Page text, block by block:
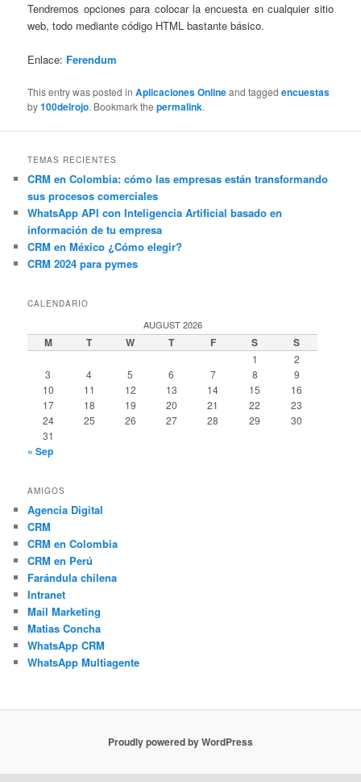
Tendremos opciones para colocar la encuesta en cualquier sitio
web, todo mediante código HTML bastante básico.
Enlace: Ferendum
This entry was posted inAplicaciones Onlineand taggedencuestas
by100delrojo. Bookmark thepermalink.
TEMAS RECIENTES
CRM en Colombia: cómo las empresas están transformando
sus procesos comerciales
WhatsApp API con Inteligencia Artificial basado en
información de tu empresa
CRM en México ¿Cómo elegir?
CRM 2024 para pymes
CALENDARIO
AUGUST 2026
M T W T F S S
1
2
3
4 5 6 7 8
9
10
11 12 13 14 15
16
17
18 19 20 21 22
23
24
25 26 27 28 29
30
31
« Sep
AMIGOS
Agencia Digital
CRM
CRM en Colombia
CRM en Perú
Farándula chilena
Intranet
Mail Marketing
Matias Concha
WhatsApp CRM
WhatsApp Multiagente
Proudly powered by WordPress